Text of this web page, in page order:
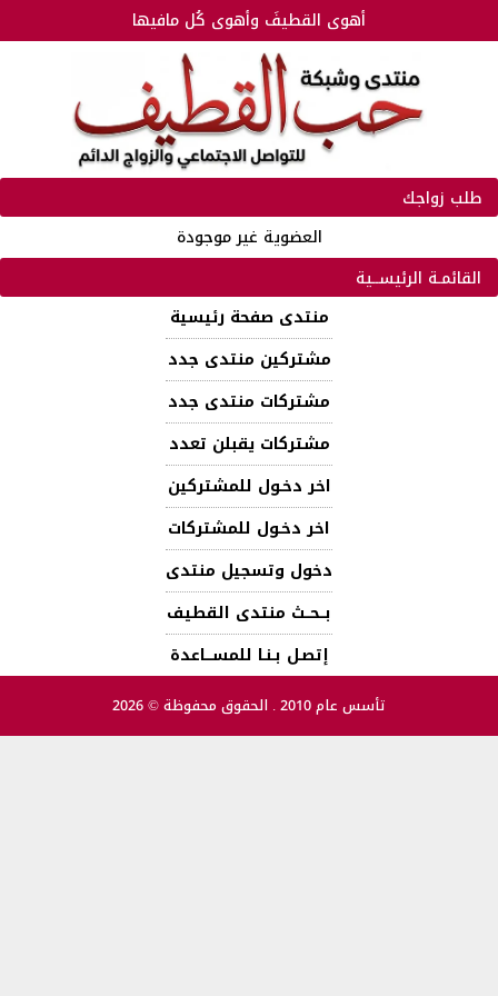
أهوى القطيفَ وأهوى كُل مافيها
طلب زواجك
العضوية غير موجودة
القائمـة الرئيســية
منتدى صفحة رئيسية
مشتركين منتدى جدد
مشتركات منتدى جدد
مشتركات يقبلن تعدد
اخر دخـول للمشتركين
اخر دخـول للمشتركات
دخول وتسجيل منتدى
بــحــث منتدى القطيف
إتصـل بـنـا للمســـاعدة
تأسس عام 2010 . الحقوق محفوظة © 2026